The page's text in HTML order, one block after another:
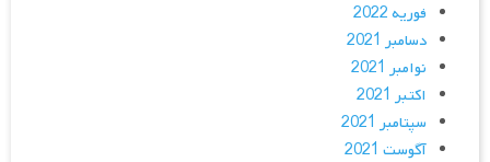
فوریه 2022
دسامبر 2021
نوامبر 2021
اکتبر 2021
سپتامبر 2021
آگوست 2021